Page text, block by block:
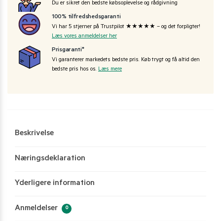
Du er sikret den bedste købsoplevelse og rådgivning
100% tilfredshedsgaranti
Vi har 5 stjerner på Trustpilot ★★★★★ – og det forpligter!
Læs vores anmeldelser her
Prisgaranti*
Vi garanterer markedets bedste pris. Køb trygt og få altid den
bedste pris hos os. Læs mere
Beskrivelse
Næringsdeklaration
Yderligere information
Anmeldelser 0